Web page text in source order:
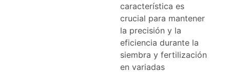
característica es
crucial para mantener
la precisión y la
eficiencia durante la
siembra y fertilización
en variadas